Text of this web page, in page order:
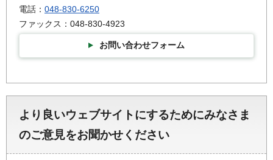
電話： 048-830-6250
ファックス：048-830-4923
お問い合わせフォーム
より良いウェブサイトにするためにみなさま
のご意見をお聞かせください